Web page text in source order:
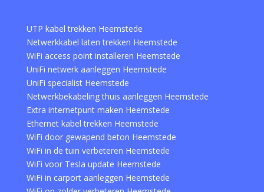
UTP kabel trekken Heemstede
Netwerkkabel laten trekken Heemstede
WiFi access point installeren Heemstede
UniFi netwerk aanleggen Heemstede
UniFi specialist Heemstede
Netwerkbekabeling thuis aanleggen Heemstede
Extra internetpunt maken Heemstede
Ethernet kabel trekken Heemstede
WiFi door gewapend beton Heemstede
WiFi in de tuin verbeteren Heemstede
WiFi voor Tesla update Heemstede
WiFi in carport aanleggen Heemstede